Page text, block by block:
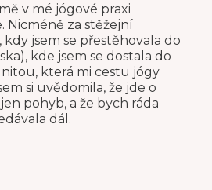
v mé jógové praxi
Nicméně za stěžejní
kdy jsem se přestěhovala do
kde jsem se dostala do
která mi cestu jógy
si uvědomila, že jde o
pohyb, a že bych ráda
dál.